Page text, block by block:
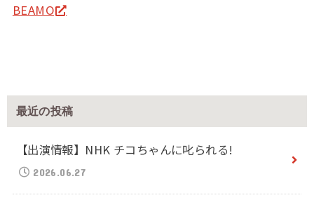
BEAMO
最近の投稿
【出演情報】NHK チコちゃんに叱られる!
2026.06.27